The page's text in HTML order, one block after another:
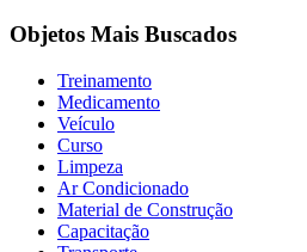
Objetos Mais Buscados
Treinamento
Medicamento
Veículo
Curso
Limpeza
Ar Condicionado
Material de Construção
Capacitação